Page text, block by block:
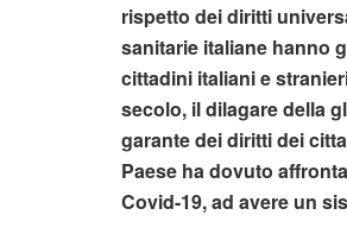
rispetto dei diritti
sanitarie italiane hanno
cittadini italiani e
secolo, il dilagare della
garante dei diritti dei
Paese ha dovuto
Covid-19, ad avere un